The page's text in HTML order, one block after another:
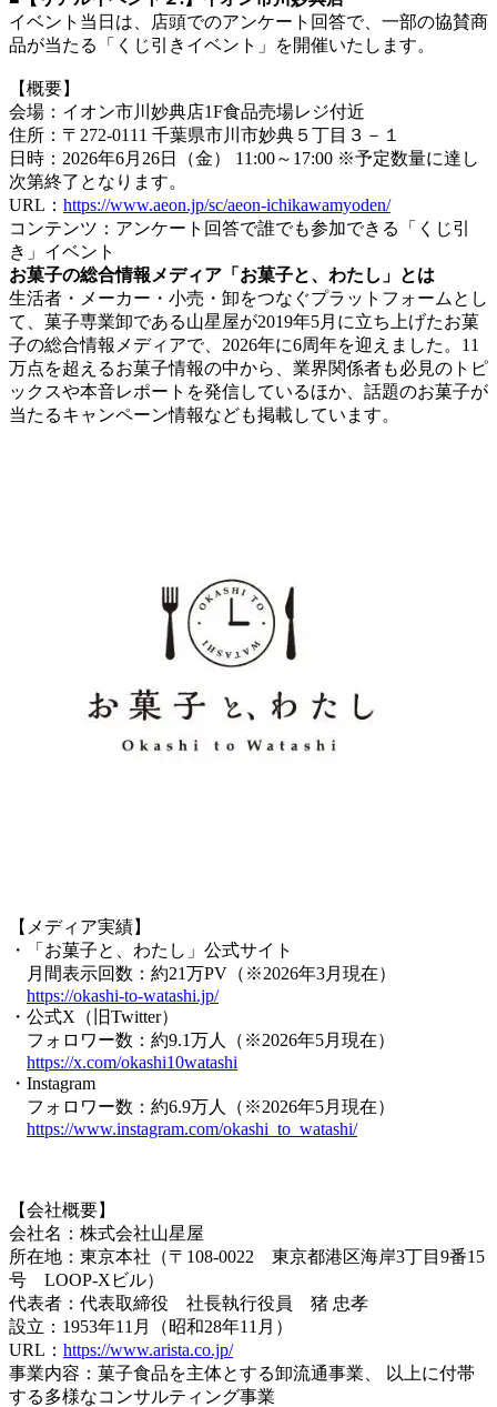
イベント当日は、店頭でのアンケート回答で、一部の協賛商
品が当たる「くじ引きイベント」を開催いたします。
【概要】
会場：イオン市川妙典店1F食品売場レジ付近
住所：〒272-0111 千葉県市川市妙典５丁目３－１
日時：2026年6月26日（金） 11:00～17:00 ※予定数量に達し
次第終了となります。
URL： https://www.aeon.jp/sc/aeon-ichikawamyoden/
コンテンツ：アンケート回答で誰でも参加できる「くじ引
き」イベント
お菓子の総合情報メディア「お菓子と、わたし」とは
生活者・メーカー・小売・卸をつなぐプラットフォームとし
て、菓子専業卸である山星屋が2019年5月に立ち上げたお菓
子の総合情報メディアで、2026年に6周年を迎えました。11
万点を超えるお菓子情報の中から、業界関係者も必見のトピ
ックスや本音レポートを発信しているほか、話題のお菓子が
当たるキャンペーン情報なども掲載しています。
【メディア実績】
・「お菓子と、わたし」公式サイト
月間表示回数：約21万PV（※2026年3月現在）
https://okashi-to-watashi.jp/
・公式X（旧Twitter）
フォロワー数：約9.1万人（※2026年5月現在）
https://x.com/okashi10watashi
・Instagram
フォロワー数：約6.9万人（※2026年5月現在）
https://www.instagram.com/okashi_to_watashi/
【会社概要】
会社名：株式会社山星屋
所在地：東京本社（〒108-0022 東京都港区海岸3丁目9番15
号 LOOP-Xビル）
代表者：代表取締役 社長執行役員 猪 忠孝
設立：1953年11月（昭和28年11月）
URL： https://www.arista.co.jp/
事業内容：菓子食品を主体とする卸流通事業、 以上に付帯
する多様なコンサルティング事業